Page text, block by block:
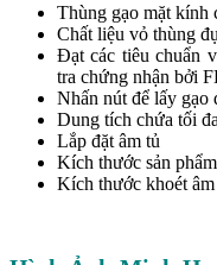
Thùng gạo mặt kính
Chất liệu vỏ thùng
Đạt các tiêu chuẩn
tra chứng nhận bởi
Nhấn nút để lấy gạo
Dung tích chứa tối
Lắp đặt âm tủ
Kích thước sản
Kích thước khoét